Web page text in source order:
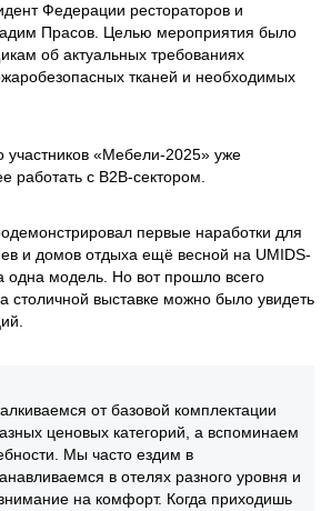
Федерации рестораторов и
Прасов. Целью мероприятия было
об актуальных требованиях
тканей и необходимых
участников «Мебели-2025» уже
работать с В2В-сектором.
первые наработки для
и домов отдыха ещё весной на UMIDS-
одна модель. Но вот прошло всего
столичной выставке можно было увидеть
от базовой комплектации
ценовых категорий, а вспоминаем
Мы часто ездим в
в отелях разного уровня и
на комфорт. Когда приходишь